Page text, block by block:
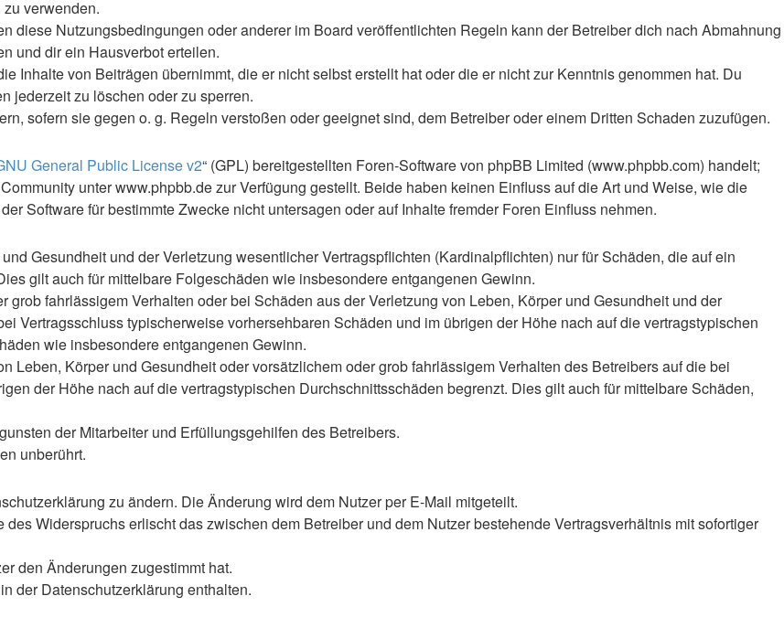
verwenden.
diese Nutzungsbedingungen oder anderer im Board veröffentlichten Regeln kann der Betreiber dich nach Abmahnung
und dir ein Hausverbot erteilen.
Inhalte von Beiträgen übernimmt, die er nicht selbst erstellt hat oder die er nicht zur Kenntnis genommen hat. Du
jederzeit zu löschen oder zu sperren.
sofern sie gegen o. g. Regeln verstoßen oder geeignet sind, dem Betreiber oder einem Dritten Schaden zuzufügen.
General Public License v2“ (GPL) bereitgestellten Foren-Software von phpBB Limited (www.phpbb.com) handelt;
unter www.phpbb.de zur Verfügung gestellt. Beide haben keinen Einfluss auf die Art und Weise, wie die
Software für bestimmte Zwecke nicht untersagen oder auf Inhalte fremder Foren Einfluss nehmen.
Gesundheit und der Verletzung wesentlicher Vertragspflichten (Kardinalpflichten) nur für Schäden, die auf ein
gilt auch für mittelbare Folgeschäden wie insbesondere entgangenen Gewinn.
fahrlässigem Verhalten oder bei Schäden aus der Verletzung von Leben, Körper und Gesundheit und der
Vertragsschluss typischerweise vorhersehbaren Schäden und im übrigen der Höhe nach auf die vertragstypischen
wie insbesondere entgangenen Gewinn.
Leben, Körper und Gesundheit oder vorsätzlichem oder grob fahrlässigem Verhalten des Betreibers auf die bei
der Höhe nach auf die vertragstypischen Durchschnittsschäden begrenzt. Dies gilt auch für mittelbare Schäden,
der Mitarbeiter und Erfüllungsgehilfen des Betreibers.
unberührt.
zu ändern. Die Änderung wird dem Nutzer per E-Mail mitgeteilt.
Widerspruchs erlischt das zwischen dem Betreiber und dem Nutzer bestehende Vertragsverhältnis mit sofortiger
den Änderungen zugestimmt hat.
der Datenschutzerklärung enthalten.